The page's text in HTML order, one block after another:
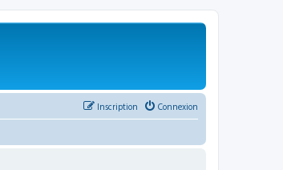
Connexion
Inscription